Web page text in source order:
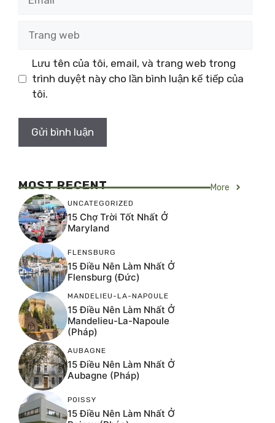
Lưu tên của tôi, email, và trang web trong
trình duyệt này cho lần bình luận kế tiếp của
tôi.
MOST RECENT More
UNCATEGORIZED
15 Chợ Trời Tốt Nhất Ở
Maryland
FLENSBURG
15 Điều Nên Làm Nhất Ở
Flensburg (Đức)
MANDELIEU-LA-NAPOULE
15 Điều Nên Làm Nhất Ở
Mandelieu-La-Napoule
(Pháp)
AUBAGNE
15 Điều Nên Làm Nhất Ở
Aubagne (Pháp)
POISSY
15 Điều Nên Làm Nhất Ở